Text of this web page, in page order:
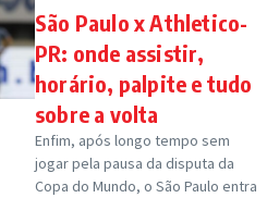
São Paulo x Athletico-
PR: onde assistir,
horário, palpite e tudo
sobre a volta
Enfim, após longo tempo sem
jogar pela pausa da disputa da
Copa do Mundo, o São Paulo entra